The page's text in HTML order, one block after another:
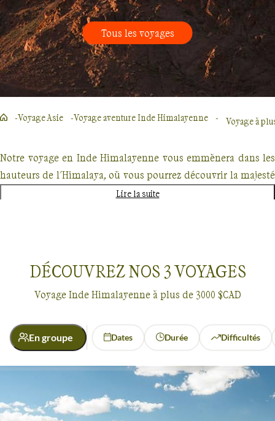
Voyages Inde HimalayenneÀ plus de 3000 $CAD
Tous les voyages
Voyage Asie Voyage aventure Inde Himalayenne Voyage à
Notre voyage en Inde Himalayenne vous emmènera dans les
hauteurs de l'Himalaya, où vous pourrez découvrir la majesté
des montagnes et la beauté des paysages. Nous vous
de montagne et en rencontrant les habitants.
Lire la suite
DÉCOUVREZ NOS 3VOYAGES
Voyage Inde Himalayenne à plus de 3000 $CAD
En groupe Dates Durée Difficultés
Découverte Randonnée avec mulet